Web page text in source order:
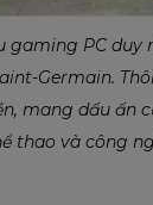
gaming PC
Germain.
mang dấu ấn
thao và công